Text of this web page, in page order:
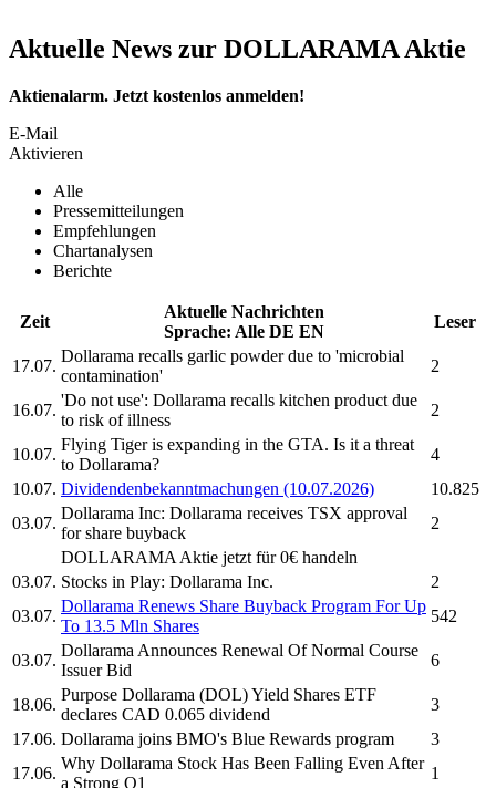
Aktuelle News zur DOLLARAMA Aktie
Aktienalarm. Jetzt kostenlos anmelden!
E-Mail
Aktivieren
Alle
Pressemitteilungen
Empfehlungen
Chartanalysen
Berichte
Zeit
Aktuelle Nachrichten
Sprache: Alle DE EN
Leser
17.07.
Dollarama recalls garlic powder due to 'microbial
contamination'
2
16.07.
'Do not use': Dollarama recalls kitchen product due
to risk of illness
2
10.07.
Flying Tiger is expanding in the GTA. Is it a threat
to Dollarama?
4
10.07. Dividendenbekanntmachungen (10.07.2026)
10.825
03.07.
Dollarama Inc: Dollarama receives TSX approval
for share buyback
2
DOLLARAMA Aktie jetzt für 0€ handeln
03.07. Stocks in Play: Dollarama Inc.
2
03.07.
Dollarama Renews Share Buyback Program For Up
To 13.5 Mln Shares
542
03.07.
Dollarama Announces Renewal Of Normal Course
Issuer Bid
6
18.06.
Purpose Dollarama (DOL) Yield Shares ETF
declares CAD 0.065 dividend
3
17.06. Dollarama joins BMO's Blue Rewards program
3
17.06.
Why Dollarama Stock Has Been Falling Even After
a Strong Q1
1